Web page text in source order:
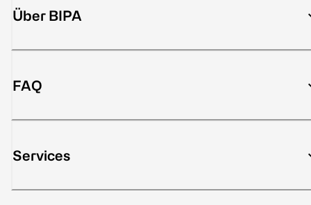
Über BIPA
FAQ
Services